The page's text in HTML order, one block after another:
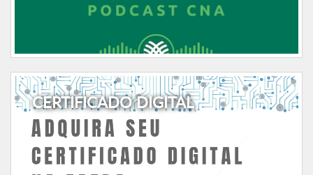
CERTIFICADO DIGITAL